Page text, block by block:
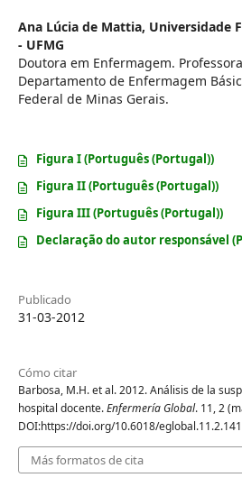
Ana Lúcia de Mattia, Universidade
- UFMG
Doutora em Enfermagem.
Departamento de Enfermagem
Federal de Minas Gerais.
Figura I (Português (Portugal))
Figura II (Português (Portugal))
Figura III (Português (Portugal))
Declaração do autor responsável
Publicado
31-03-2012
Cómo citar
Barbosa, M.H. et al. 2012. Análisis de la
hospital docente.Enfermería Global. 11, 2
DOI:https://doi.org/10.6018/
Más formatos de cita